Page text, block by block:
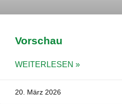
Vorschau
WEITERLESEN »
20. März 2026